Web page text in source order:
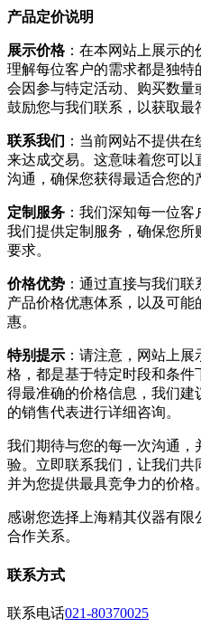
产品定价说明
展示价格：在本网站上展示的
理解每位客户的需求都是独
会因参与特定活动、购买数
鼓励您与我们联系，以获取最
联系我们 ：当前网站不提供
来达成交易。这意味着您可
沟通，确保您获得最适合您的
定制服务 ：我们深知每一位
我们提供定制服务，确保您
要求。
价格优势 ：通过直接与我们
产品价格优惠体系，以及可
惠。
特别提示 ：请注意，网站上
格，都是基于特定时段和条
得最准确的价格信息，我们
的销售代表进行详细咨询。
我们期待与您的每一次沟通
验。立即联系我们，让我们共
并为您提供最具竞争力的价格。
感谢您选择上海精其仪器有
合作关系。
联系方式
联系电话021-80370025